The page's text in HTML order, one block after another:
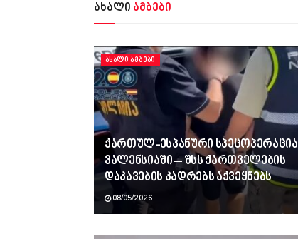
ახალი ამბები
ᲐᲮᲐᲚᲘ ᲐᲛᲑᲔᲑᲘ
ქართულ-ესპანური სპეცოპერაცია
ვალენსიაში – შსს ქართველების
დაკავების კადრებს აქვეყნებს
08/05/2026